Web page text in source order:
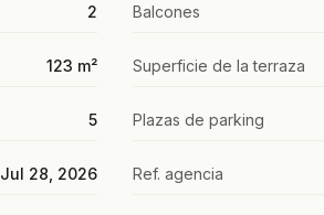
2 Balcones
123 m² Superficie de la terraza
5 Plazas de parking
Jul 28, 2026 Ref. agencia